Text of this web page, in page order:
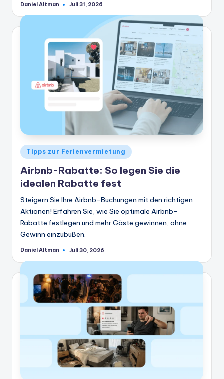
Geschrieben
Daniel Altman Juli 31, 2026
Veröffentlicht
in
Tipps zur Ferienvermietung
Airbnb-Rabatte: So legen Sie die
idealen Rabatte fest
Steigern Sie Ihre Airbnb-Buchungen mit den richtigen
Aktionen! Erfahren Sie, wie Sie optimale Airbnb-
Rabatte festlegen und mehr Gäste gewinnen, ohne
Gewinn einzubüßen.
Geschrieben
Daniel Altman Juli 30, 2026